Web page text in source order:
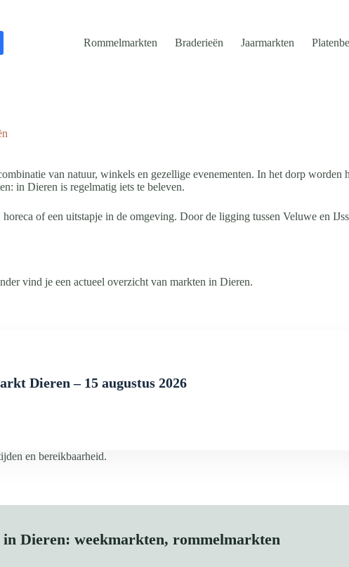
Rommelmarkten Braderieën Jaarmarkten
van natuur, winkels en gezellige evenementen. In het dorp worden
in Dieren is regelmatig iets te beleven.
of een uitstapje in de omgeving. Door de ligging tussen Veluwe en
vind je een actueel overzicht van markten in Dieren.
Dieren – 15 augustus 2026
en bereikbaarheid.
Dieren: weekmarkten, rommelmarkten